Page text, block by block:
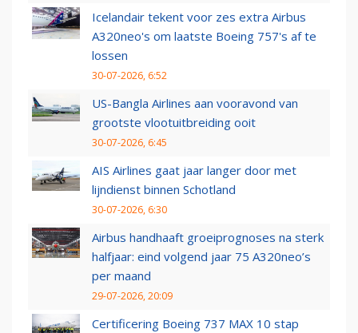
Icelandair tekent voor zes extra Airbus
A320neo's om laatste Boeing 757's af te
lossen
30-07-2026, 6:52
US-Bangla Airlines aan vooravond van
grootste vlootuitbreiding ooit
30-07-2026, 6:45
AIS Airlines gaat jaar langer door met
lijndienst binnen Schotland
30-07-2026, 6:30
Airbus handhaaft groeiprognoses na sterk
halfjaar: eind volgend jaar 75 A320neo’s
per maand
29-07-2026, 20:09
Certificering Boeing 737 MAX 10 stap